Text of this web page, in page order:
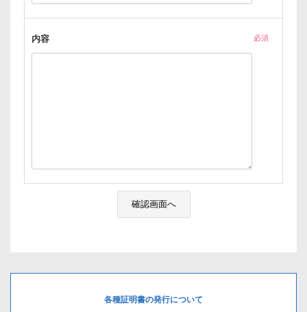
内容 必須
各種証明書の発行について